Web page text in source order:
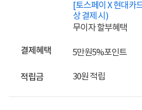
[토스페이 X 현대카
상 결제 시)
무이자 할부혜택
결제혜택 5만원5%포인트
적립금 30원 적립